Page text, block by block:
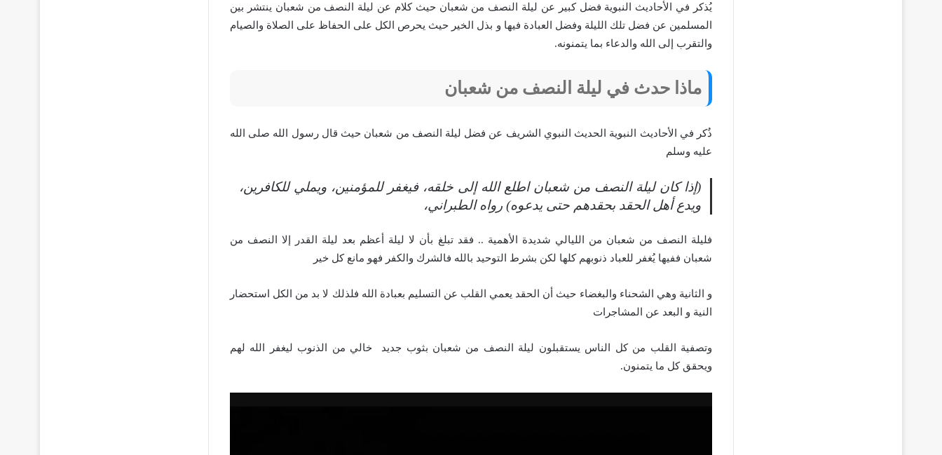
يُذكر في الأحاديث النبوية فضل كبير عن ليلة النصف من شعبان حيث كلام عن ليلة النصف من شعبان ينتشر بين
المسلمين عن فضل تلك الليلة وفضل العبادة فيها و بذل الخير حيث يحرص الكل على الحفاظ على الصلاة والصيام
والتقرب إلى الله والدعاء بما يتمنونه.
ماذا حدث في ليلة النصف من شعبان
ذُكر في الأحاديث النبوية الحديث النبوي الشريف عن فضل ليلة النصف من شعبان حيث قال رسول الله صلى الله
عليه وسلم
(إذا كان ليلة النصف من شعبان اطلع الله إلى خلقه، فيغفر للمؤمنين، ويملي للكافرين،
ويدع أهل الحقد بحقدهم حتى يدعوه) رواه الطبراني،
فليلة النصف من شعبان من الليالي شديدة الأهمية .. فقد تبلغ بأن لا ليلة أعظم بعد ليلة القدر إلا النصف من
شعبان ففيها يُغفر للعباد ذنوبهم كلها لكن بشرط التوحيد بالله فالشرك والكفر فهو مانع كل خير
و الثانية وهي الشحناء والبغضاء حيث أن الحقد يعمي القلب عن التسليم بعبادة الله فلذلك لا بد من الكل استحضار
النية و البعد عن المشاجرات
وتصفية القلب من كل الناس يستقبلون ليلة النصف من شعبان بثوب جديد خالي من الذنوب ليغفر الله لهم
ويحقق كل ما يتمنون.